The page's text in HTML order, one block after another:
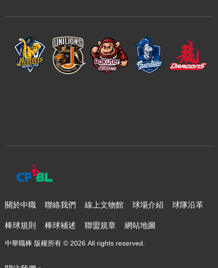
關於中職 聯絡我們 線上文物館 球場介紹 球隊沿革
棒球規則 棒球補述 聯盟規章 網站地圖
中華職棒 版權所有 © 2026 All rights reserved.